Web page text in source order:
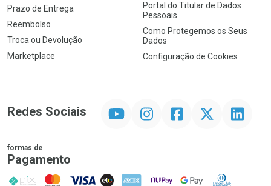
Prazo de Entrega
Reembolso
Troca ou Devolução
Marketplace
Portal do Titular de Dados
Pessoais
Como Protegemos os Seus
Dados
Configuração de Cookies
Redes Sociais InstagramFacebookTwitter Linkedin
formas de
Pagamento
PIX MasterCard
VISA ELO AMEX NuPay Google PayDiners Club